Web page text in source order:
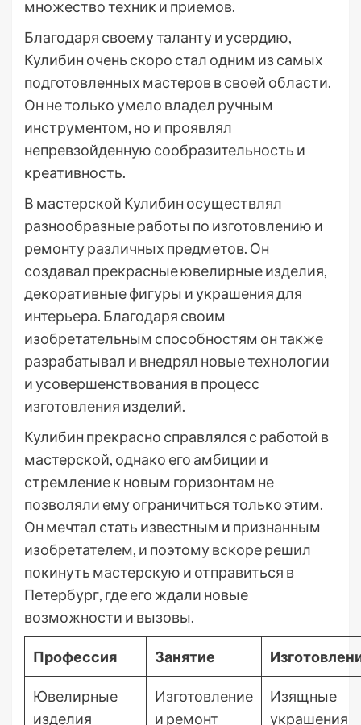
множество техник и приемов.
Благодаря своему таланту и усердию,
Кулибин очень скоро стал одним из самых
подготовленных мастеров в своей области.
Он не только умело владел ручным
инструментом, но и проявлял
непревзойденную сообразительность и
креативность.
В мастерской Кулибин осуществлял
разнообразные работы по изготовлению и
ремонту различных предметов. Он
создавал прекрасные ювелирные изделия,
декоративные фигуры и украшения для
интерьера. Благодаря своим
изобретательным способностям он также
разрабатывал и внедрял новые технологии
и усовершенствования в процесс
изготовления изделий.
Кулибин прекрасно справлялся с работой в
мастерской, однако его амбиции и
стремление к новым горизонтам не
позволяли ему ограничиться только этим.
Он мечтал стать известным и признанным
изобретателем, и поэтому вскоре решил
покинуть мастерскую и отправиться в
Петербург, где его ждали новые
возможности и вызовы.
Профессия Занятие
Ювелирные
изделия
Изготовление
и ремонт
Изящные
украшения